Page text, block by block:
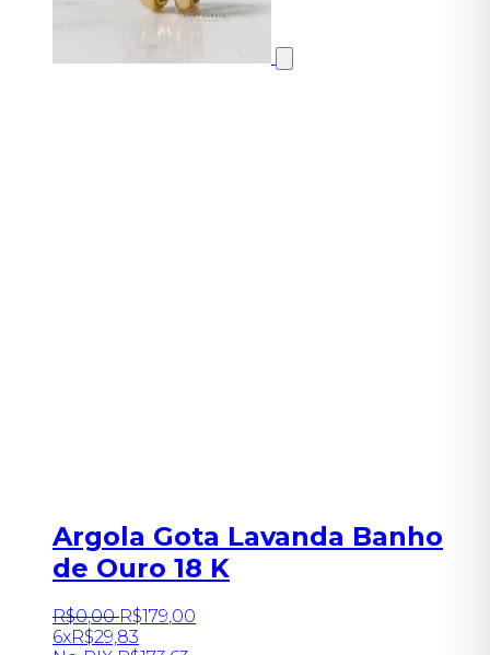
Argola Gota Lavanda Banho
de Ouro 18 K
R$0,00 R$179 00
6xR$29,83